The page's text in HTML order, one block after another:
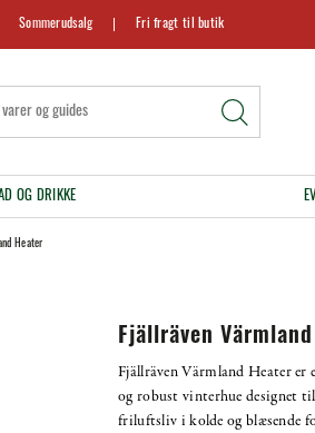
Sommerudsalg Fri fragt til butik
OG DRIKKE
Heater
Fjällräven
Fjällräven Värmland Heater er
og robust vinterhue designet
friluftsliv i kolde og blæsende